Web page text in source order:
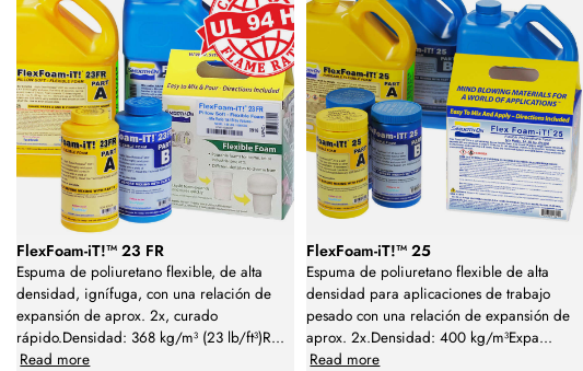
FlexFoam-iT!™ 23 FR
Espuma de poliuretano flexible, de alta
densidad, ignífuga, con una relación de
expansión de aprox. 2x, curado
rápido.Densidad: 368 kg/m³ (23 lb/ft³)R...
Read more
FlexFoam-iT!™ 25
Espuma de poliuretano flexible de alta
densidad para aplicaciones de trabajo
pesado con una relación de expansión de
aprox. 2x.Densidad: 400 kg/m³Expa...
Read more